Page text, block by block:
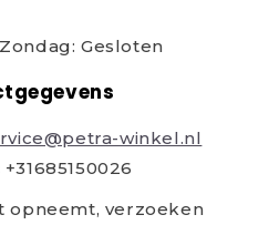
Gesloten
winkel.nl
+31685150026
opneemt, verzoeken